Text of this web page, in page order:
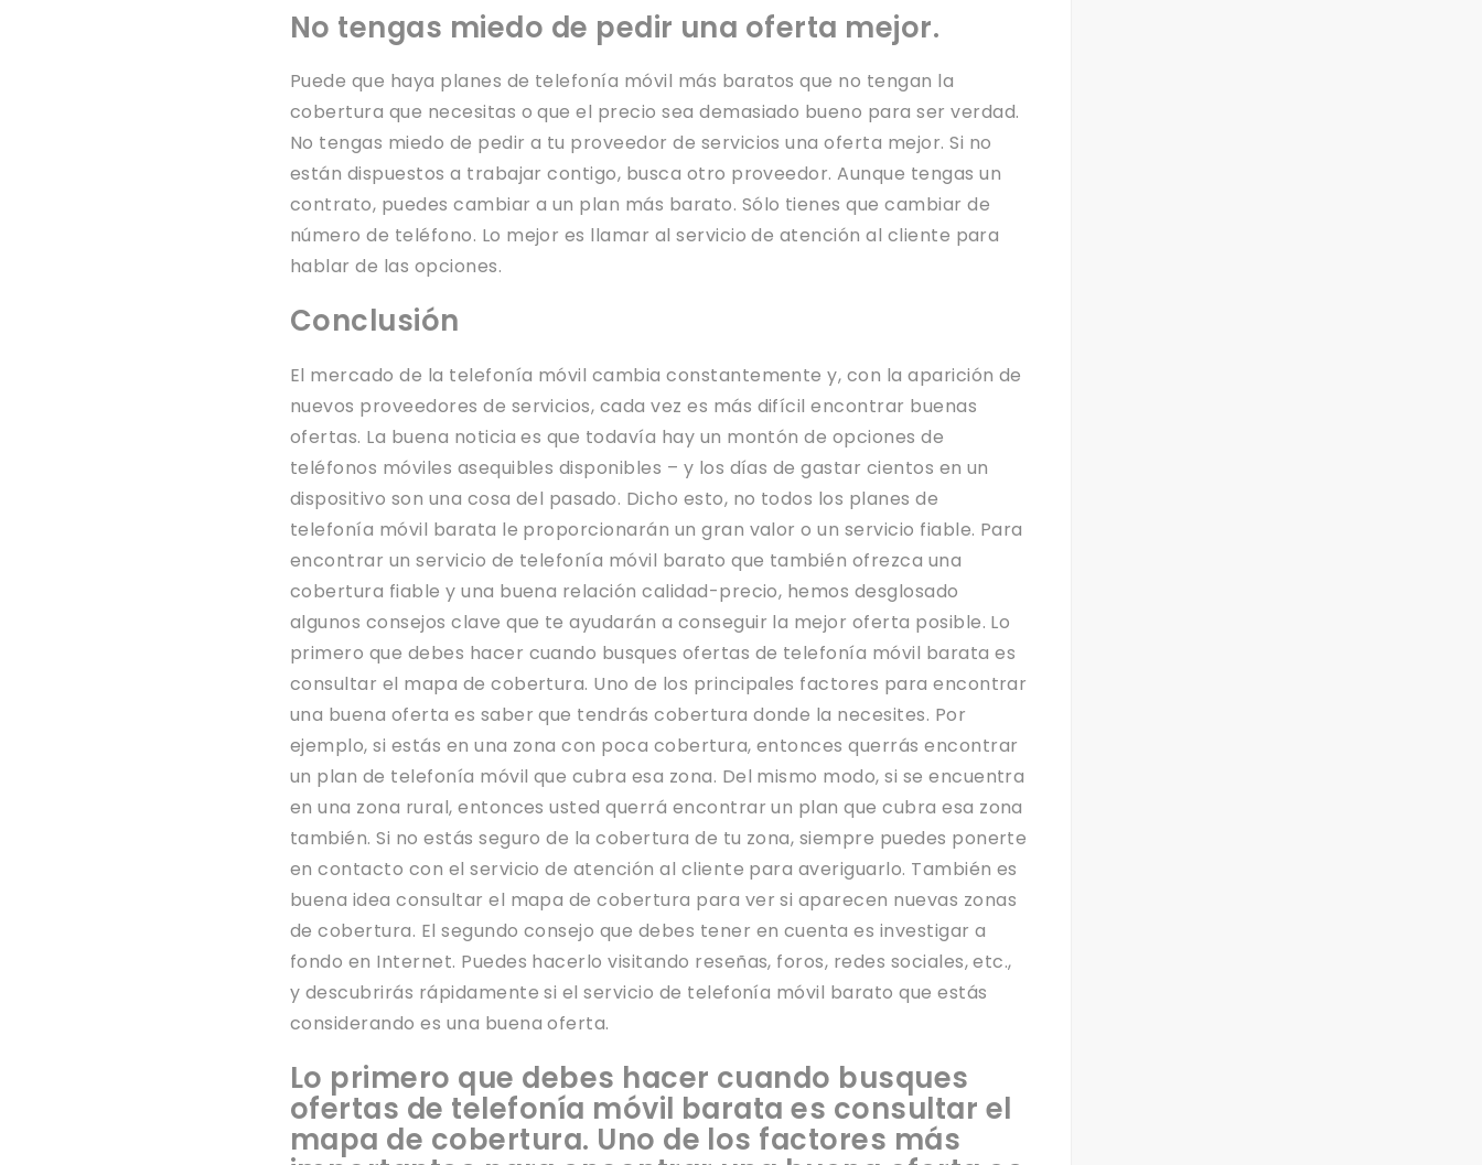
No tengas miedo de pedir una oferta mejor.
Puede que haya planes de telefonía móvil más baratos que no tengan la
cobertura que necesitas o que el precio sea demasiado bueno para ser verdad.
No tengas miedo de pedir a tu proveedor de servicios una oferta mejor. Si no
están dispuestos a trabajar contigo, busca otro proveedor. Aunque tengas un
contrato, puedes cambiar a un plan más barato. Sólo tienes que cambiar de
número de teléfono. Lo mejor es llamar al servicio de atención al cliente para
hablar de las opciones.
Conclusión
El mercado de la telefonía móvil cambia constantemente y, con la aparición de
nuevos proveedores de servicios, cada vez es más difícil encontrar buenas
ofertas. La buena noticia es que todavía hay un montón de opciones de
teléfonos móviles asequibles disponibles – y los días de gastar cientos en un
dispositivo son una cosa del pasado. Dicho esto, no todos los planes de
telefonía móvil barata le proporcionarán un gran valor o un servicio fiable. Para
encontrar un servicio de telefonía móvil barato que también ofrezca una
cobertura fiable y una buena relación calidad-precio, hemos desglosado
algunos consejos clave que te ayudarán a conseguir la mejor oferta posible. Lo
primero que debes hacer cuando busques ofertas de telefonía móvil barata es
consultar el mapa de cobertura. Uno de los principales factores para encontrar
una buena oferta es saber que tendrás cobertura donde la necesites. Por
ejemplo, si estás en una zona con poca cobertura, entonces querrás encontrar
un plan de telefonía móvil que cubra esa zona. Del mismo modo, si se encuentra
en una zona rural, entonces usted querrá encontrar un plan que cubra esa zona
también. Si no estás seguro de la cobertura de tu zona, siempre puedes ponerte
en contacto con el servicio de atención al cliente para averiguarlo. También es
buena idea consultar el mapa de cobertura para ver si aparecen nuevas zonas
de cobertura. El segundo consejo que debes tener en cuenta es investigar a
fondo en Internet. Puedes hacerlo visitando reseñas, foros, redes sociales, etc.,
y descubrirás rápidamente si el servicio de telefonía móvil barato que estás
considerando es una buena oferta.
Lo primero que debes hacer cuando busques
ofertas de telefonía móvil barata es consultar el
mapa de cobertura. Uno de los factores más